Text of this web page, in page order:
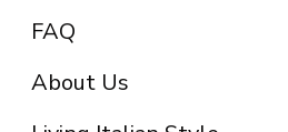
FAQ
About Us